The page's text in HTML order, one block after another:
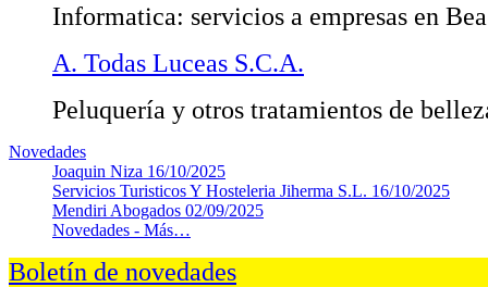
Informatica: servicios a empresas en
A. Todas Luceas S.C.A.
Peluquería y otros tratamientos de
Novedades
Joaquin Niza 16/10/2025
Servicios Turisticos Y Hosteleria Jiherma S.L. 16/10/2025
Mendiri Abogados 02/09/2025
Novedades - Más…
Boletín de novedades